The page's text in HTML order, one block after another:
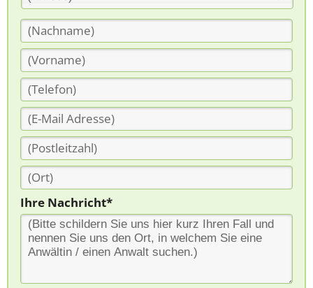
Ihre Nachricht*